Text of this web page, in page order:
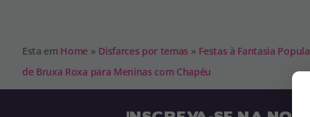
Esta em Home » Disfarces por temas » Festas à Fantasia
de Bruxa Roxa para Meninas com Chapéu